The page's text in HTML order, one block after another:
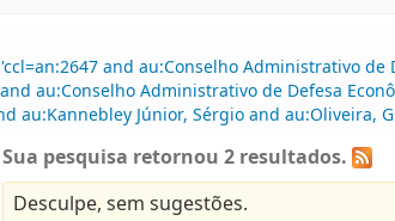
and au:Conselho Administrativo
au:Conselho Administrativo de Defesa
au:Kannebley Júnior, Sérgio and au:Oliveira,
Sua pesquisa retornou 2 resultados.
Desculpe, sem sugestões.